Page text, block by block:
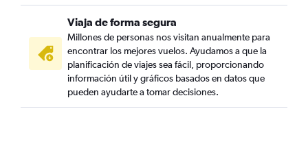
Viaja de forma segura
Millones de personas nos visitan anualmente para
encontrar los mejores vuelos. Ayudamos a que la
planificación de viajes sea fácil, proporcionando
información útil y gráficos basados en datos que
pueden ayudarte a tomar decisiones.